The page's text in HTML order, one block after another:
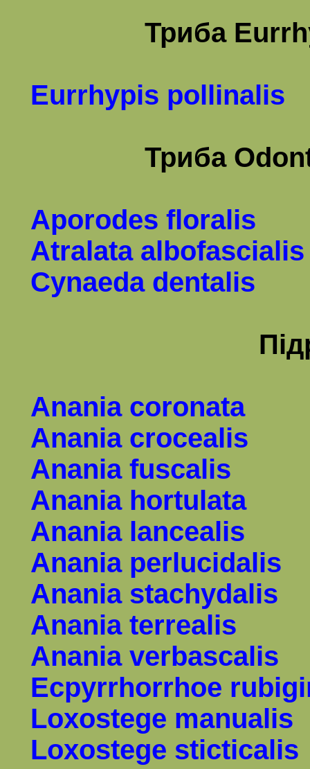
Триба
Eurrhypis pollinalis
Триба
Aporodes floralis
Atralata albofascialis
Cynaeda dentalis
Anania coronata
Anania crocealis
Anania fuscalis
Ananiahortulata
Anania lancealis
Anania perlucidalis
Anania stachydalis
Ananiaterrealis
Anania verbascalis
Ecpyrrhorrhoe
Loxostege manualis
Loxostege sticticalis